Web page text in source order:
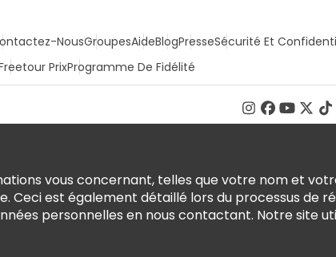
NousGroupesAideBlogPresseSécurité Et
PrixProgramme De Fidélité
vous concernant, telles que votre nom et
Ceci est également détaillé lors du processus de
personnelles en nous contactant. Notre site